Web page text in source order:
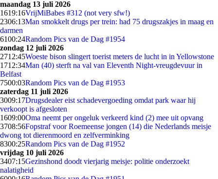
maandag 13 juli 2026
1619:16VrijMiBabes #312 (not very sfw!)
2306:13Man smokkelt drugs per trein: had 75 drugszakjes in maag en
darmen
6100:24Random Pics van de Dag #1954
zondag 12 juli 2026
2712:45Woeste bison slingert toerist meters de lucht in in Yellowstone
1712:34Man (40) sterft na val van Eleventh Night-vreugdevuur in
Belfast
7500:03Random Pics van de Dag #1953
zaterdag 11 juli 2026
3009:17Drugsdealer eist schadevergoeding omdat park waar hij
verkoopt is afgesloten
1609:00Oma neemt per ongeluk verkeerd kind (2) mee uit opvang
3708:56Fopstraf voor Roemeense jongen (14) die Nederlands meisje
dwong tot dierenmoord en zelfverminking
8300:25Random Pics van de Dag #1952
vrijdag 10 juli 2026
3407:15Gezinshond doodt vierjarig meisje: politie onderzoekt
nalatigheid